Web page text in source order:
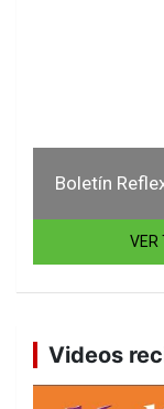
Boletín
VER
Videos